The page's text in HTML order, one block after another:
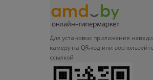
Для установки приложения
камеру на QR‑код или
ссылкой